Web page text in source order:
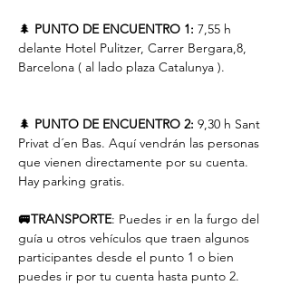
🌲 PUNTO DE ENCUENTRO 1: 7,55 h
delante Hotel Pulitzer, Carrer Bergara,8,
Barcelona ( al lado plaza Catalunya ).
🌲 PUNTO DE ENCUENTRO 2: 9,30 h Sant
Privat d´en Bas. Aquí vendrán las personas
que vienen directamente por su cuenta.
Hay parking gratis.
🚐TRANSPORTE: Puedes ir en la furgo del
guía u otros vehículos que traen algunos
participantes desde el punto 1 o bien
puedes ir por tu cuenta hasta punto 2.